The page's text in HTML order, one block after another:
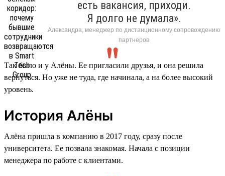
есть вакансия, приходи.
Я долго не думала».
Александра, менеджер по дистанционному сопровождению
партнеров
Так было и у Алёны. Ее пригласили друзья, и она решила
вернуться. Но уже не туда, где начинала, а на более высокий
уровень.
История Алёны
Алёна пришла в компанию в 2017 году, сразу после
университета. Ее позвала знакомая. Начала с позиции
менеджера по работе с клиентами.